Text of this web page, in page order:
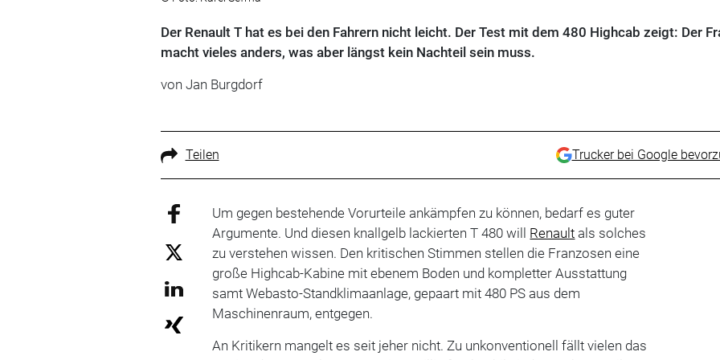
Der Renault T hat es bei den Fahrern nicht leicht. Der Test mit dem 480 Highcab zeigt: Der
macht vieles anders, was aber längst kein Nachteil sein muss.
von Jan Burgdorf
Teilen Trucker bei Google
Um gegen bestehende Vorurteile ankämpfen zu können, bedarf es guter
Argumente. Und diesen knallgelb lackierten T 480 will Renault als solches
zu verstehen wissen. Den kritischen Stimmen stellen die Franzosen eine
große Highcab-Kabine mit ebenem Boden und kompletter Ausstattung
samt Webasto-Standklimaanlage, gepaart mit 480 PS aus dem
Maschinenraum, entgegen.
An Kritikern mangelt es seit jeher nicht. Zu unkonventionell fällt vielen das